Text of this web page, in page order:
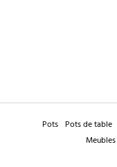
Pots Pots de table
Meubles